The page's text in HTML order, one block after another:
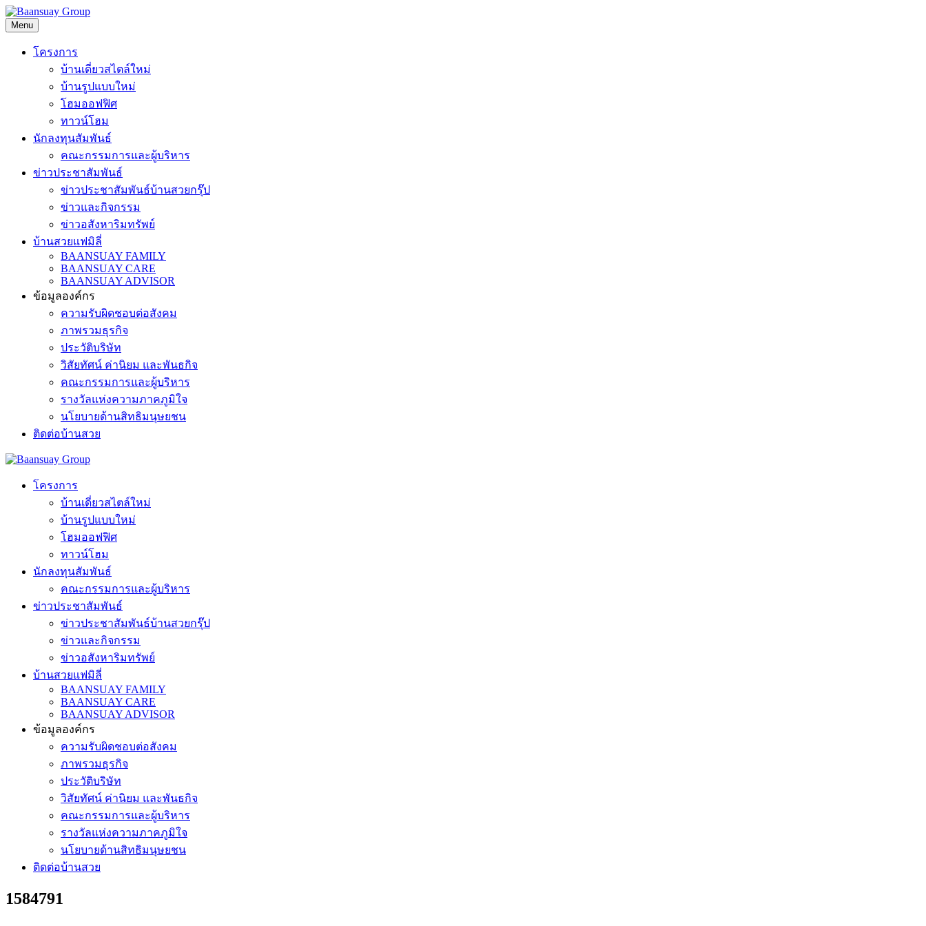
Skip
to
content
Menu
โครงการ
บ้านเดี่ยวสไตล์ใหม่
บ้านรูปแบบใหม่
โฮมออฟฟิศ
ทาวน์โฮม
นักลงทุนสัมพันธ์
คณะกรรมการและผู้บริหาร
ข่าวประชาสัมพันธ์
ข่าวประชาสัมพันธ์บ้านสวยกรุ๊ป
ข่าวและกิจกรรม
ข่าวอสังหาริมทรัพย์
บ้านสวยแฟมิลี่
BAANSUAY FAMILY
BAANSUAY CARE
BAANSUAY ADVISOR
ข้อมูลองค์กร
ความรับผิดชอบต่อสังคม
ภาพรวมธุรกิจ
ประวัติบริษัท
วิสัยทัศน์ ค่านิยม และพันธกิจ
คณะกรรมการและผู้บริหาร
รางวัลแห่งความภาคภูมิใจ
นโยบายด้านสิทธิมนุษยชน
ติดต่อบ้านสวย
โครงการ
บ้านเดี่ยวสไตล์ใหม่
บ้านรูปแบบใหม่
โฮมออฟฟิศ
ทาวน์โฮม
นักลงทุนสัมพันธ์
คณะกรรมการและผู้บริหาร
ข่าวประชาสัมพันธ์
ข่าวประชาสัมพันธ์บ้านสวยกรุ๊ป
ข่าวและกิจกรรม
ข่าวอสังหาริมทรัพย์
บ้านสวยแฟมิลี่
BAANSUAY FAMILY
BAANSUAY CARE
BAANSUAY ADVISOR
ข้อมูลองค์กร
ความรับผิดชอบต่อสังคม
ภาพรวมธุรกิจ
ประวัติบริษัท
วิสัยทัศน์ ค่านิยม และพันธกิจ
คณะกรรมการและผู้บริหาร
รางวัลแห่งความภาคภูมิใจ
นโยบายด้านสิทธิมนุษยชน
ติดต่อบ้านสวย
1584791